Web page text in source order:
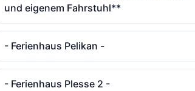
und eigenem Fahrstuhl**
- Ferienhaus Pelikan -
- Ferienhaus Plesse 2 -